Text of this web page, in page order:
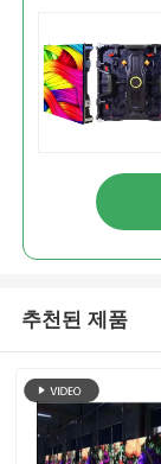
추천된 제품